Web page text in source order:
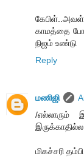
காமத்தை
நிஜம் உண்டு
Reply
மணிஜி
/எல்லாரும்
மிகச்சரி